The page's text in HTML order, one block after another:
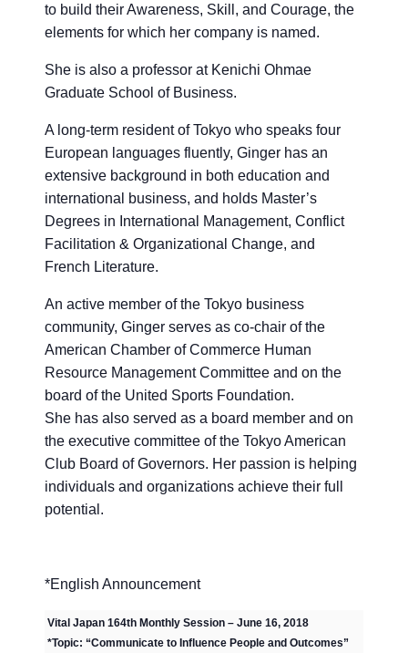
to build their Awareness, Skill, and Courage, the
elements for which her company is named.
She is also a professor at Kenichi Ohmae
Graduate School of Business.
A long-term resident of Tokyo who speaks four
European languages fluently, Ginger has an
extensive background in both education and
international business, and holds Master’s
Degrees in International Management, Conflict
Facilitation & Organizational Change, and
French Literature.
An active member of the Tokyo business
community, Ginger serves as co-chair of the
American Chamber of Commerce Human
Resource Management Committee and on the
board of the United Sports Foundation.
She has also served as a board member and on
the executive committee of the Tokyo American
Club Board of Governors. Her passion is helping
individuals and organizations achieve their full
potential.
*English Announcement
Vital Japan 164th Monthly Session – June 16, 2018
*Topic: “Communicate to Influence People and Outcomes”